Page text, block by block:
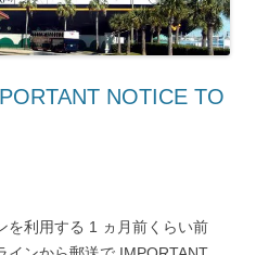
NOTICE TO
を利用する 1 ヵ月前くらい前